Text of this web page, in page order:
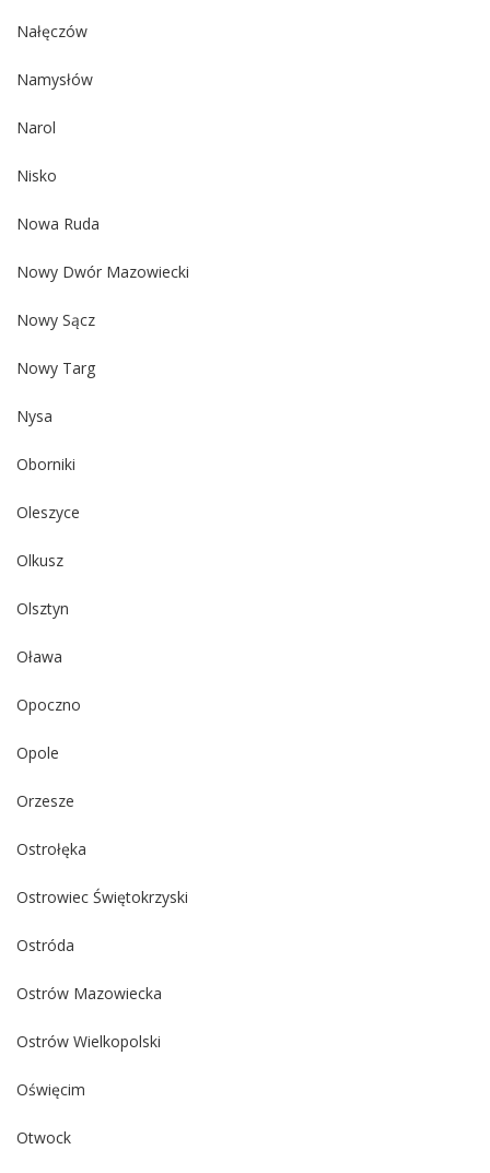
Nałęczów
Namysłów
Narol
Nisko
Nowa Ruda
Nowy Dwór Mazowiecki
Nowy Sącz
Nowy Targ
Nysa
Oborniki
Oleszyce
Olkusz
Olsztyn
Oława
Opoczno
Opole
Orzesze
Ostrołęka
Ostrowiec Świętokrzyski
Ostróda
Ostrów Mazowiecka
Ostrów Wielkopolski
Oświęcim
Otwock